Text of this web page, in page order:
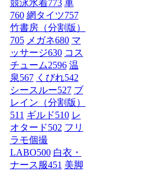
競泳水着773 車
760 網タイツ757
竹書房（分割版）
705 メガネ680 マ
ッサージ630 コス
チューム2596 温
泉567 くびれ542
シースルー527 ブ
レイン（分割版）
511 ギルド510 レ
オタード502 フリ
ラモ個撮
LABO500 白衣・
ナース服451 美脚